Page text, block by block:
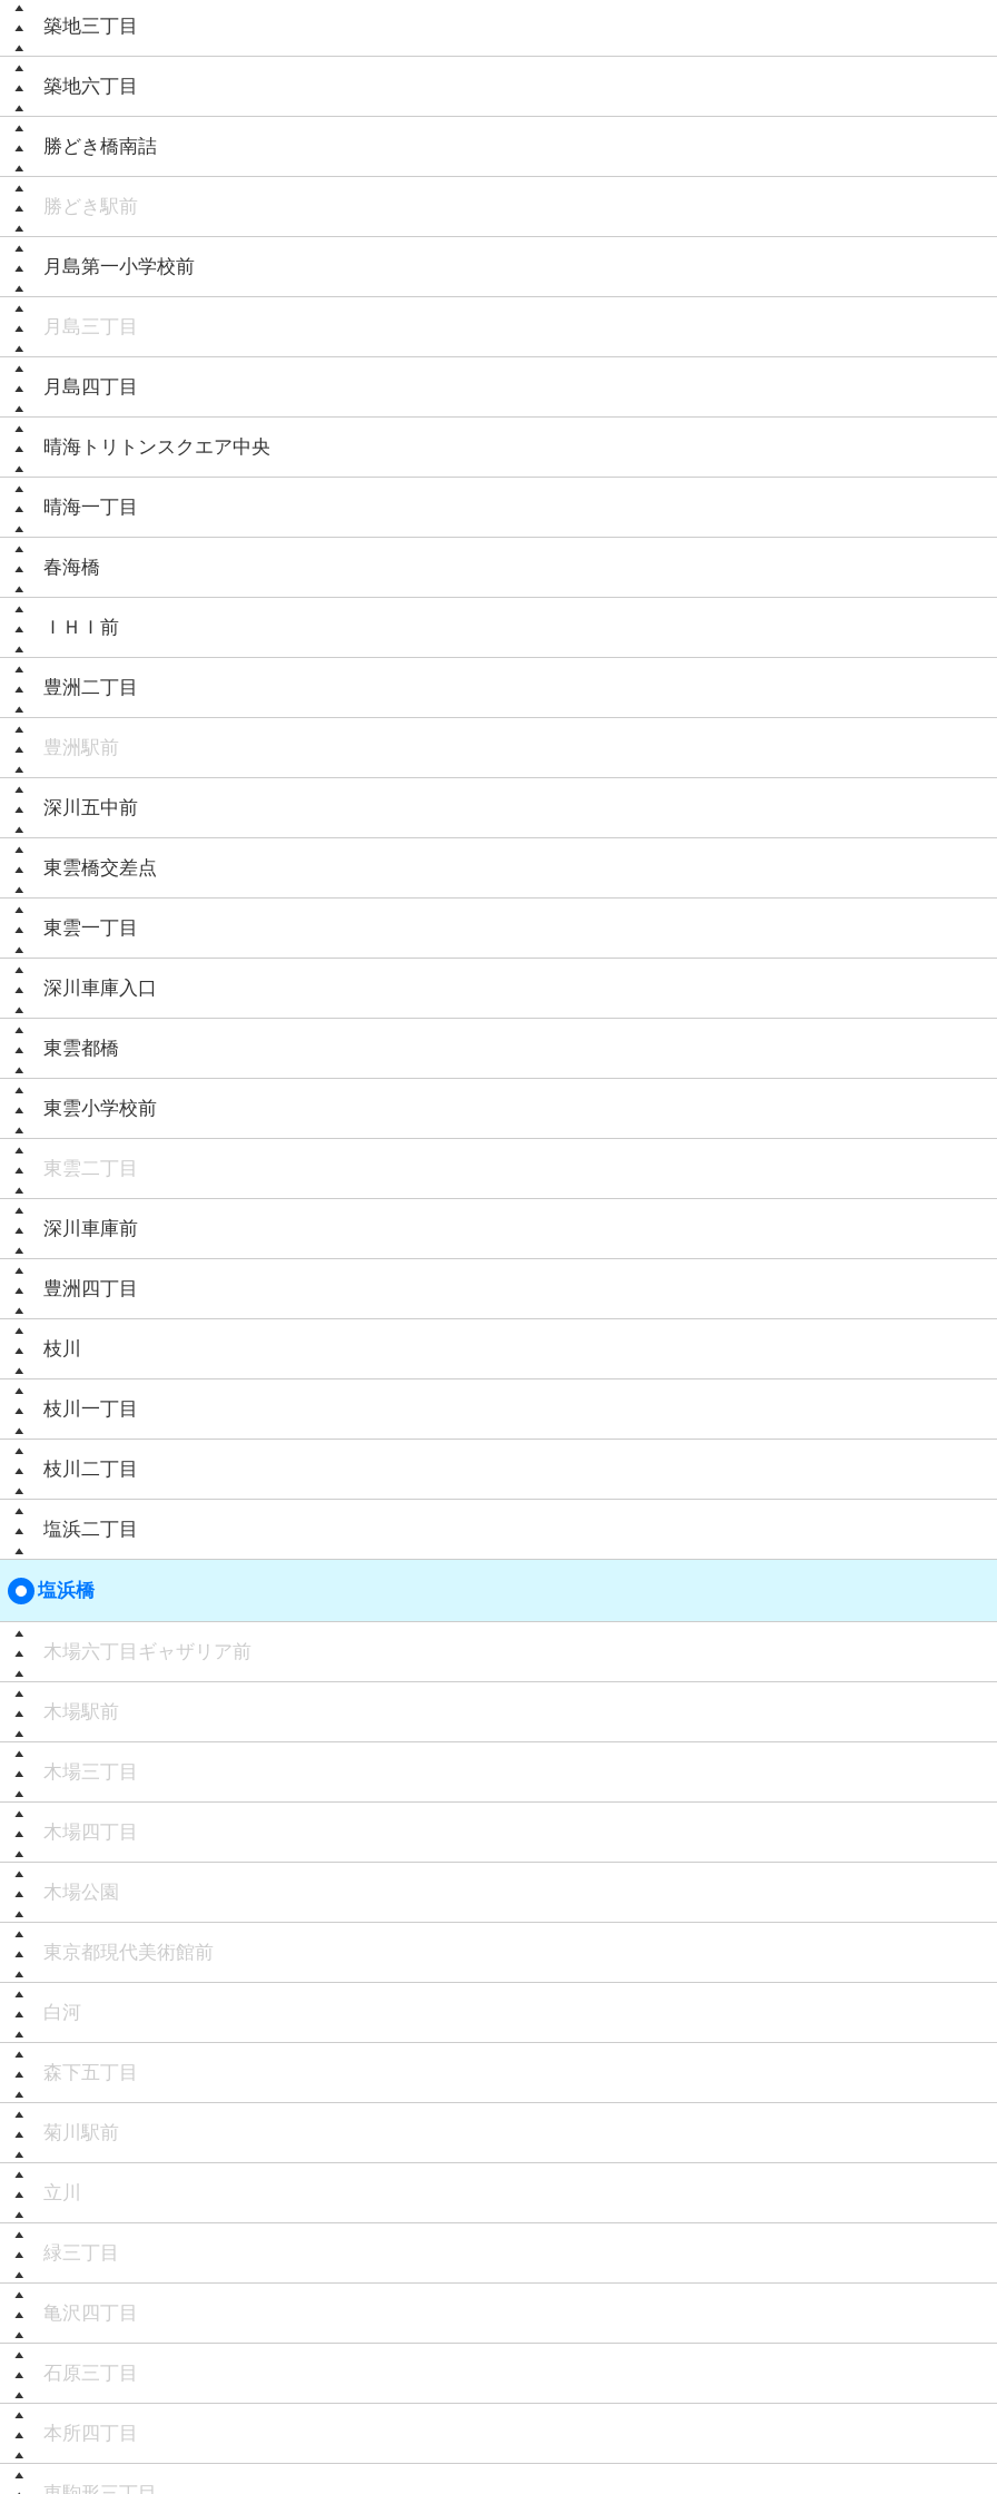
築地三丁目
築地六丁目
勝どき橋南詰
勝どき駅前
月島第一小学校前
月島三丁目
月島四丁目
晴海トリトンスクエア中央
晴海一丁目
春海橋
ＩＨＩ前
豊洲二丁目
豊洲駅前
深川五中前
東雲橋交差点
東雲一丁目
深川車庫入口
東雲都橋
東雲小学校前
東雲二丁目
深川車庫前
豊洲四丁目
枝川
枝川一丁目
枝川二丁目
塩浜二丁目
塩浜橋
木場六丁目ギャザリア前
木場駅前
木場三丁目
木場四丁目
木場公園
東京都現代美術館前
白河
森下五丁目
菊川駅前
立川
緑三丁目
亀沢四丁目
石原三丁目
本所四丁目